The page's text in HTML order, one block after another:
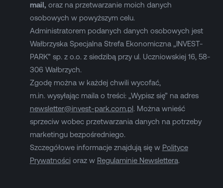
mail, oraz na przetwarzanie moich danych
osobowych w powyższym celu.
Administratorem podanych danych osobowych jest
Wałbrzyska Specjalna Strefa Ekonomiczna „INVEST-
PARK” sp. z o.o. z siedzibą przy ul. Uczniowskiej 16, 58-
306 Wałbrzych.
Zgodę można w każdej chwili wycofać,
m.in. wysyłając maila o treści: „Wypisz się” na adres
newsletter@invest-park.com.pl. Można wnieść
sprzeciw wobec przetwarzania danych na potrzeby
marketingu bezpośredniego.
Szczegółowe informacje znajdują się w Polityce
Prywatności oraz w Regulaminie Newslettera.